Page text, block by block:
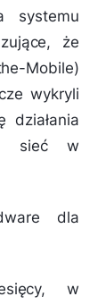
systemu
że
Mobile)
wykryli
działania
sieć w
dla
w